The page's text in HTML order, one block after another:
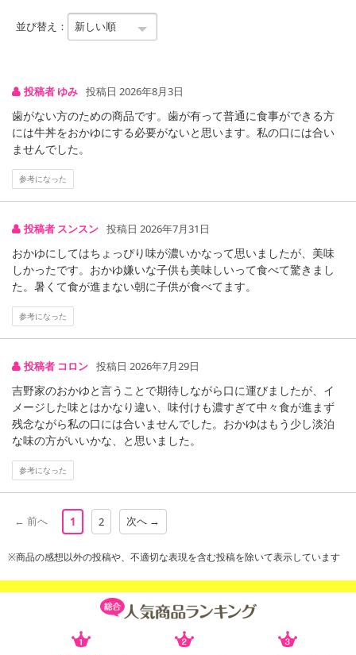
当選された方のマイページには、「口コミ投稿」ボタンが表示され
ます。
■その他共通および商品カテゴリー別注意事項（※必ずご確認くだ
さい）
並び替え：
投稿者 ゆみ 投稿日 2026年8月3日
歯がない方のための商品です。歯が有って普通に食事ができる方
には牛丼をおかゆにする必要がないと思います。私の口には合い
ませんでした。
参考になった
投稿者 スンスン 投稿日 2026年7月31日
おかゆにしてはちょっぴり味が濃いかなって思いましたが、美味
しかったです。おかゆ嫌いな子供も美味しいって食べて驚きまし
た。暑くて食が進まない朝に子供が食べてます。
参考になった
投稿者 コロン 投稿日 2026年7月29日
吉野家のおかゆと言うことで期待しながら口に運びましたが、イ
メージした味とはかなり違い、味付けも濃すぎて中々食が進まず
残念ながら私の口には合いませんでした。おかゆはもう少し淡泊
な味の方がいいかな、と思いました。
参考になった
← 前へ 1 2 次へ →
※商品の感想以外の投稿や、不適切な表現を含む投稿を除いて表示しています